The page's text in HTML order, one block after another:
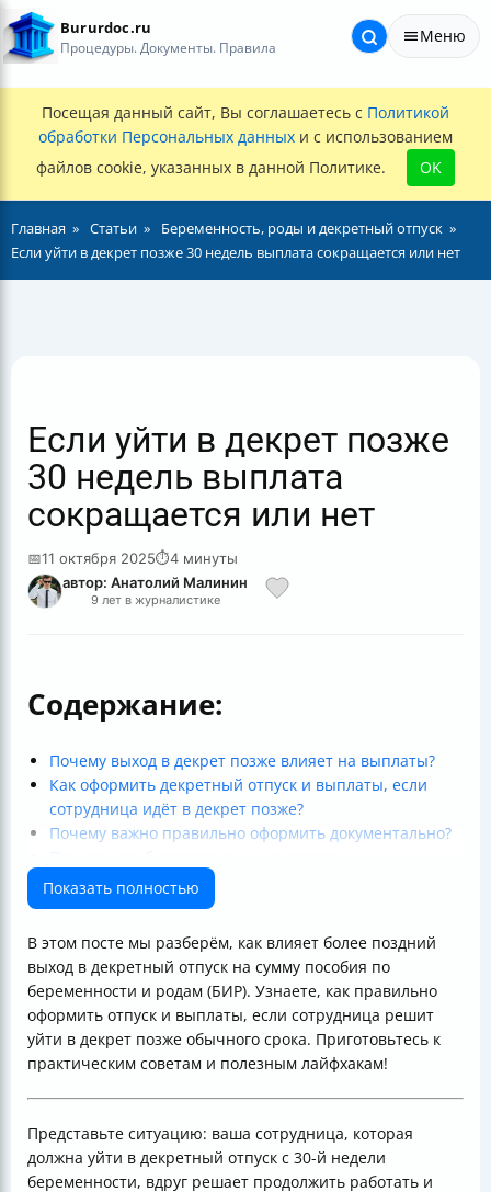
Bururdoc.ru
Процедуры. Документы. Правила
Меню
Посещая данный сайт, Вы соглашаетесь с Политикой
обработки Персональных данных и с использованием
файлов cookie, указанных в данной Политике.
OK
Главная Статьи
Беременность, роды и декретный отпуск
Если уйти в декрет позже 30 недель выплата сокращается или нет
Если уйти в декрет позже
30 недель выплата
сокращается или нет
📅11 октября 2025⏱4 минуты
автор: Анатолий Малинин
9 лет в журналистике
Содержание:
Почему выход в декрет позже влияет на выплаты?
Как оформить декретный отпуск и выплаты, если
сотрудница идёт в декрет позже?
Почему важно правильно оформить документально?
Подводим итоги
Показать полностью
В этом посте мы разберём, как влияет более поздний
выход в декретный отпуск на сумму пособия по
беременности и родам (БИР). Узнаете, как правильно
оформить отпуск и выплаты, если сотрудница решит
уйти в декрет позже обычного срока. Приготовьтесь к
практическим советам и полезным лайфхакам!
Представьте ситуацию: ваша сотрудница, которая
должна уйти в декретный отпуск с 30-й недели
беременности, вдруг решает продолжить работать и